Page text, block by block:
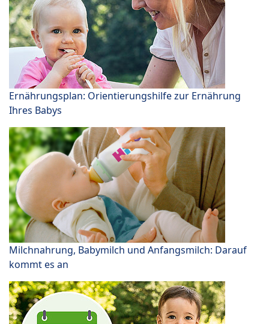
Ernährungsplan: Orientierungshilfe zur Ernährung
Ihres Babys
Milchnahrung, Babymilch und Anfangsmilch: Darauf
kommt es an